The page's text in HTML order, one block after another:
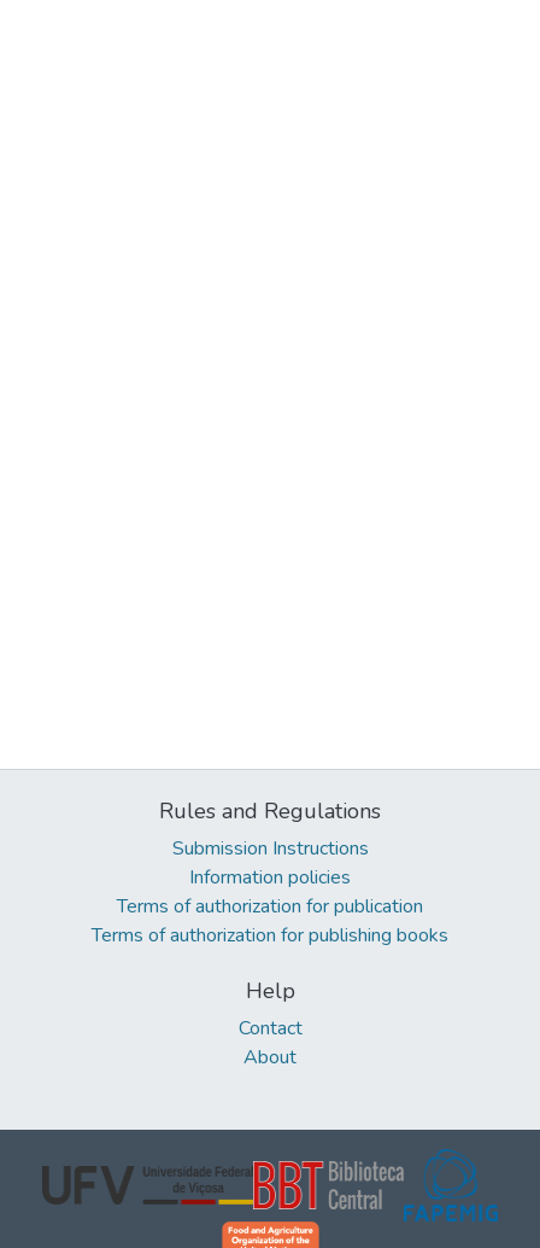
Rules and Regulations
Submission Instructions
Information policies
Terms of authorization for publication
Terms of authorization for publishing books
Help
Contact
About